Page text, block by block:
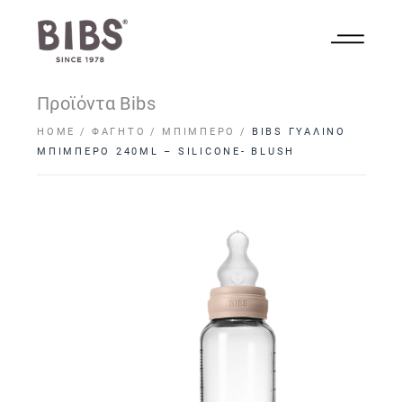
Προϊόντα Bibs
HOME ΦΑΓΗΤΌ ΜΠΙΜΠΕΡΌ
BIBS ΓΥΑΛΙΝΟ
ΜΠΙΜΠΕΡΟ 240ML – SILICONE- BLUSH